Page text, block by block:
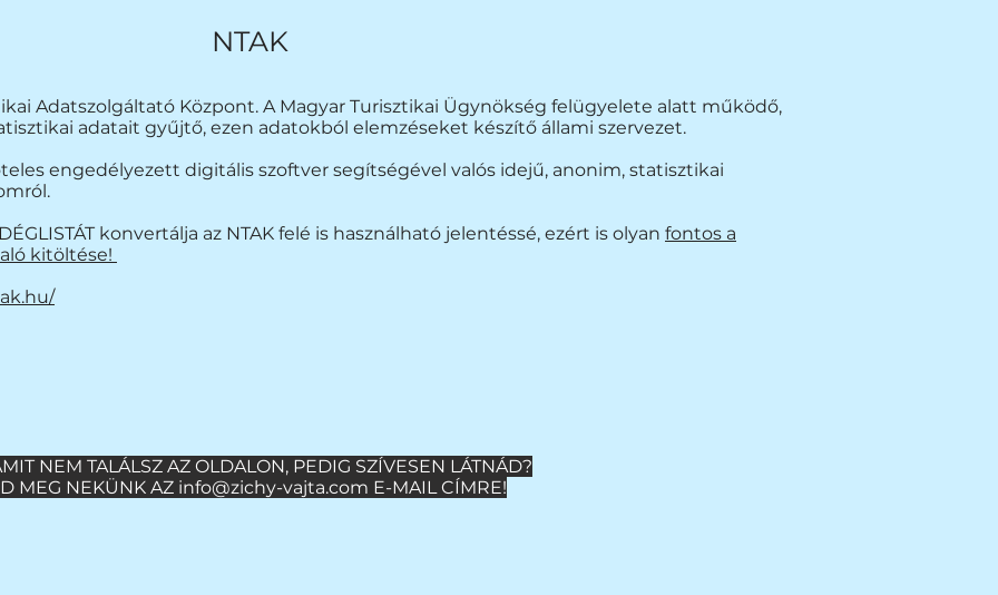
NTAK
Adatszolgáltató Központ. A Magyar Turisztikai Ügynökség felügyelete alatt működő,
adatait gyűjtő, ezen adatokból elemzéseket készítő állami szervezet.
engedélyezett digitális szoftver segítségével valós idejű, anonim, statisztikai
konvertálja az NTAK felé is használható jelentéssé, ezért is olyan fontos a
kitöltése!
NEM TALÁLSZ AZ OLDALON, PEDIG SZÍVESEN LÁTNÁD?
MEG NEKÜNK AZ info@zichy-vajta.com E-MAIL CÍMRE!